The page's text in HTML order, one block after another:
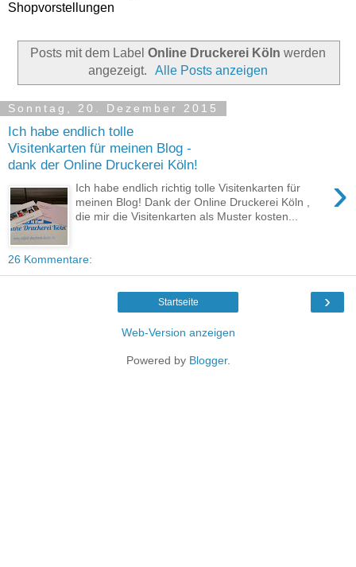
Shopvorstellungen
Posts mit dem Label Online Druckerei Köln werden
angezeigt.
Alle Posts anzeigen
Sonntag, 20. Dezember 2015
Ich habe endlich tolle
Visitenkarten für meinen Blog -
dank der Online Druckerei Köln!
›
Ich habe endlich richtig tolle Visitenkarten für
meinen Blog! Dank der Online Druckerei Köln ,
die mir die Visitenkarten als Muster kosten...
26 Kommentare:
›
Startseite
Web-Version anzeigen
Powered by Blogger.